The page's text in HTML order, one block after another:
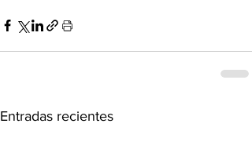
Entradas recientes